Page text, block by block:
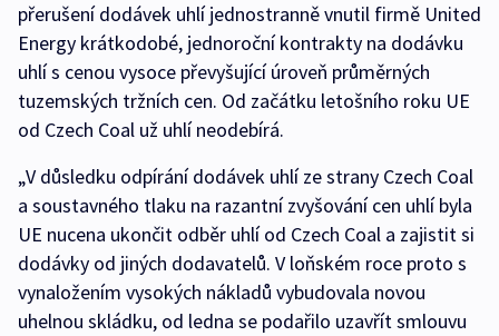
přerušení dodávek uhlí jednostranně vnutil firmě United
Energy krátkodobé, jednoroční kontrakty na dodávku
uhlí s cenou vysoce převyšující úroveň průměrných
tuzemských tržních cen. Od začátku letošního roku UE
od Czech Coal už uhlí neodebírá.
„V důsledku odpírání dodávek uhlí ze strany Czech Coal
a soustavného tlaku na razantní zvyšování cen uhlí byla
UE nucena ukončit odběr uhlí od Czech Coal a zajistit si
dodávky od jiných dodavatelů. V loňském roce proto s
vynaložením vysokých nákladů vybudovala novou
uhelnou skládku, od ledna se podařilo uzavřít smlouvu